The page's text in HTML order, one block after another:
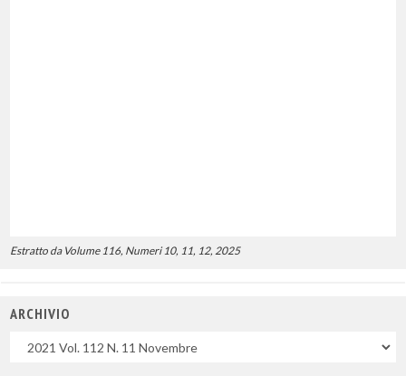
Estratto da Volume 116, Numeri 10, 11, 12, 2025
ARCHIVIO